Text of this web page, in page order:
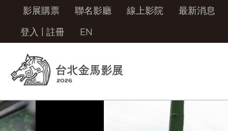
影展購票 聯名影廳 線上影院
最新消息
登入
註冊 EN